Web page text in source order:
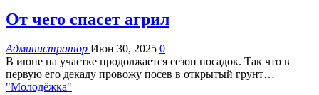
От чего спасет агрил
Администратор Июн 30, 2025 0
В июне на участке продолжается сезон посадок. Так что в
первую его декаду провожу посев в открытый грунт…
"Молодёжка"